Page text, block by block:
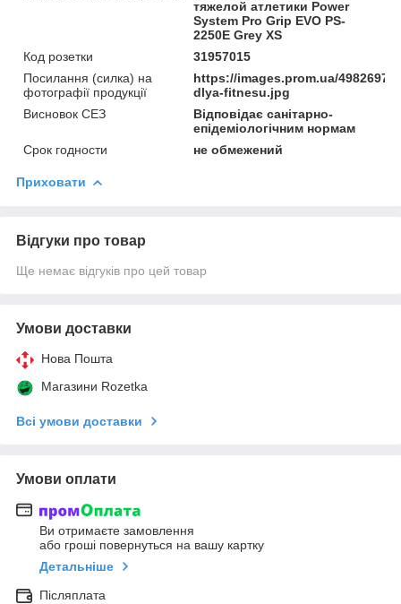
тяжелой атлетики Power
System Pro Grip EVO PS-
2250E Grey XS
Код розетки
31957015
Посилання (силка) на
фотографії продукції
https://images.prom.ua/
dlya-fitnesu.jpg
Висновок СЕЗ
Відповідає санітарно-
епідеміологічним нормам
Срок годности
не обмежений
Приховати
Відгуки про товар
Ще немає відгуків про цей товар
Умови доставки
Нова Пошта
Магазини Rozetka
Всі умови доставки
Умови оплати
Ви отримаєте замовлення
або гроші повернуться на вашу картку
Детальніше
Післяплата